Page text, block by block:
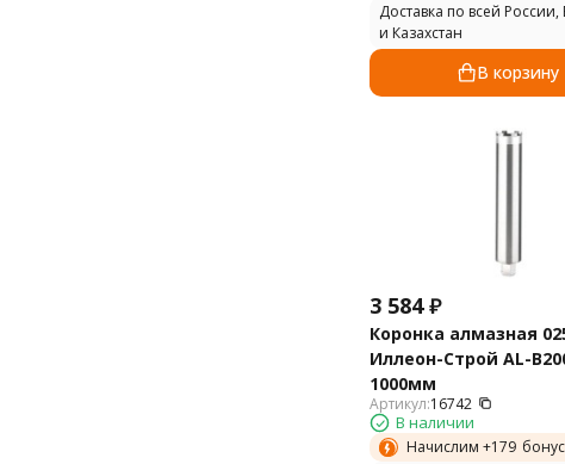
Доставка по всей России,
и Казахстан
В корзину
3 584 ₽
Коронка алмазная
Иллеон-Строй AL-
1000мм
Артикул:16742
В наличии
Начислим +179